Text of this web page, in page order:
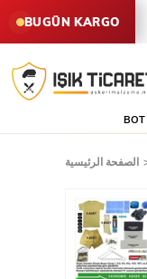
BUGÜN KARGO
AYNI GÜN
BOT
الصفحة الرئيسية